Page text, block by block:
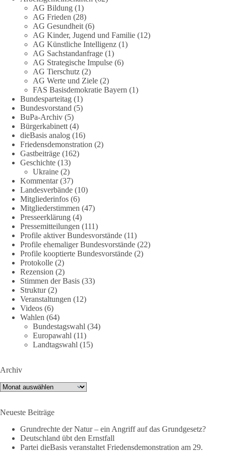
und transparent zu beantworten.
dieBasis fordert deshalb weiterhin eine unabhängige,
vollständige und transparente Aufarbeitung der Corona-Politik.
Ohne Denkverbote, ohne Vorverurteilungen und ohne Tabus.
Quellen: https://apnews.com/article/fauci-diaries-covid-origins-
rand-paul-6b25da9f75a0becbaf2886ab22643e67
https://www.tichyseinblick.de/kolumnen/aus-aller-welt/usa-
tagebuch-fauci-corona-impfung/
#dieBasis #Corona #Aufarbeitung
#Vertrauen
36 60
DieBasis
2 Tage(n) zuvor
🕊 Wir wollen den Krieg mit Russland nicht!
Am 20. Juni 2026 fand in Berlin am Brandenburger Tor die
Demonstration mit dem Motto „Russland ist nicht unser
Feind“ statt.
Hier ein Auszug aus der Rede von der
Bundestagsabgeordneten Sevim Dağdelen (BSW).
„Wir müssen Nein sagen zu diesem stinkenden
Revanchismus!“
si=2b_C6GgNY9EB-rXw
❤️ Wir freuen uns über deine Unterstützung:
https://diebasis.de/spenden/
#dieBasis #frieden #russandistnichtunserFeind #friedenspartei
AG Bildung (1)
AG Frieden (28)
AG Gesundheit (6)
AG Kinder, Jugend und Familie (12)
AG Künstliche Intelligenz (1)
AG Sachstandanfrage (1)
AG Strategische Impulse (6)
AG Tierschutz (2)
AG Werte und Ziele (2)
FAS Basisdemokratie Bayern (1)
Bundesparteitag (1)
Bundesvorstand (5)
BuPa-Archiv (5)
Bürgerkabinett (4)
dieBasis analog (16)
Friedensdemonstration (2)
Gastbeiträge (162)
Geschichte (13)
Ukraine (2)
Kommentar(37)
Landesverbände (10)
Mitgliederinfos (6)
Mitgliederstimmen (47)
Presseerklärung (4)
Pressemitteilungen (111)
Profile aktiver Bundesvorstände (11)
Profile ehemaliger Bundesvorstände (22)
Profile kooptierte Bundesvorstände (2)
Protokolle (2)
Rezension (2)
Stimmen der Basis (33)
Struktur(2)
Veranstaltungen (12)
Videos (6)
Wahlen (64)
Bundestagswahl (34)
Europawahl (11)
Landtagswahl (15)
Archiv
Archiv
Neueste Beiträge
Grundrechte der Natur – ein Angriff auf das Grundgesetz?
Deutschland übt den Ernstfall
Partei dieBasis veranstaltet Friedensdemonstration am 29.